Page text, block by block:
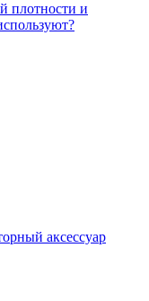
плотности и
аксессуар